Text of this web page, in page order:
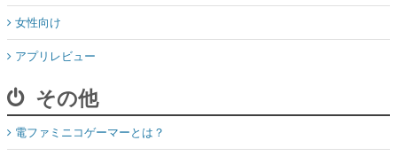
女性向け
アプリレビュー
その他
電ファミニコゲーマーとは？